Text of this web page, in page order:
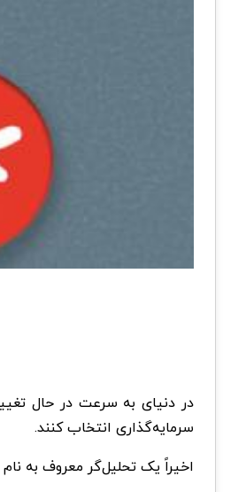
در دنیای به سرعت در حال
سرمایه‌گذاری انتخاب کنند.
اخیراً یک تحلیل‌گر معروف به